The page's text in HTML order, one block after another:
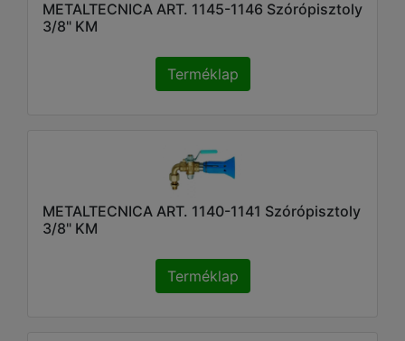
METALTECNICA ART. 1145-1146 Szórópisztoly
3/8" KM
Terméklap
METALTECNICA ART. 1140-1141 Szórópisztoly
3/8" KM
Terméklap